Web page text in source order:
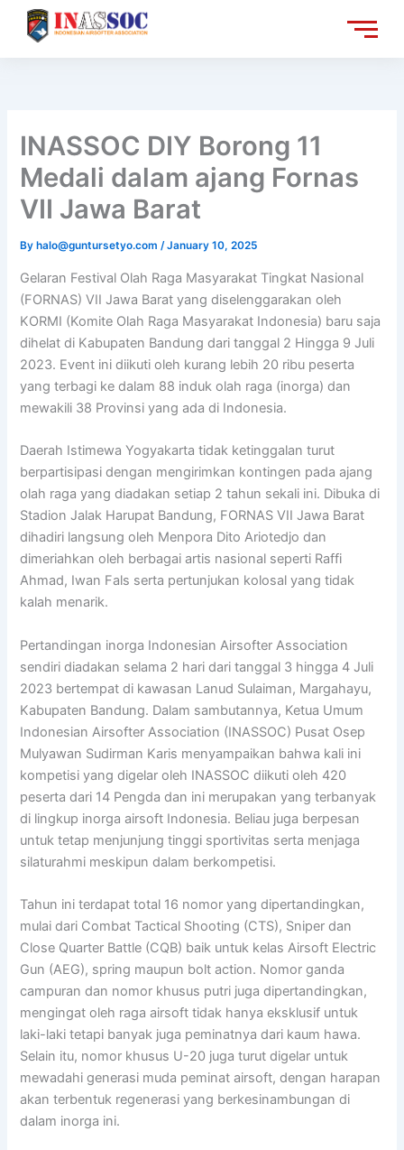
INASSOC DIY Borong 11
Medali dalam ajang Fornas
VII Jawa Barat
By halo@guntursetyo.com/January 10, 2025
Gelaran Festival Olah Raga Masyarakat Tingkat Nasional
(FORNAS) VII Jawa Barat yang diselenggarakan oleh
KORMI (Komite Olah Raga Masyarakat Indonesia) baru saja
dihelat di Kabupaten Bandung dari tanggal 2 Hingga 9 Juli
2023. Event ini diikuti oleh kurang lebih 20 ribu peserta
yang terbagi ke dalam 88 induk olah raga (inorga) dan
mewakili 38 Provinsi yang ada di Indonesia.
Daerah Istimewa Yogyakarta tidak ketinggalan turut
berpartisipasi dengan mengirimkan kontingen pada ajang
olah raga yang diadakan setiap 2 tahun sekali ini. Dibuka di
Stadion Jalak Harupat Bandung, FORNAS VII Jawa Barat
dihadiri langsung oleh Menpora Dito Ariotedjo dan
dimeriahkan oleh berbagai artis nasional seperti Raffi
Ahmad, Iwan Fals serta pertunjukan kolosal yang tidak
kalah menarik.
Pertandingan inorga Indonesian Airsofter Association
sendiri diadakan selama 2 hari dari tanggal 3 hingga 4 Juli
2023 bertempat di kawasan Lanud Sulaiman, Margahayu,
Kabupaten Bandung. Dalam sambutannya, Ketua Umum
Indonesian Airsofter Association (INASSOC) Pusat Osep
Mulyawan Sudirman Karis menyampaikan bahwa kali ini
kompetisi yang digelar oleh INASSOC diikuti oleh 420
peserta dari 14 Pengda dan ini merupakan yang terbanyak
di lingkup inorga airsoft Indonesia. Beliau juga berpesan
untuk tetap menjunjung tinggi sportivitas serta menjaga
silaturahmi meskipun dalam berkompetisi.
Tahun ini terdapat total 16 nomor yang dipertandingkan,
mulai dari Combat Tactical Shooting (CTS), Sniper dan
Close Quarter Battle (CQB) baik untuk kelas Airsoft Electric
Gun (AEG), spring maupun bolt action. Nomor ganda
campuran dan nomor khusus putri juga dipertandingkan,
mengingat oleh raga airsoft tidak hanya eksklusif untuk
laki-laki tetapi banyak juga peminatnya dari kaum hawa.
Selain itu, nomor khusus U-20 juga turut digelar untuk
mewadahi generasi muda peminat airsoft, dengan harapan
akan terbentuk regenerasi yang berkesinambungan di
dalam inorga ini.